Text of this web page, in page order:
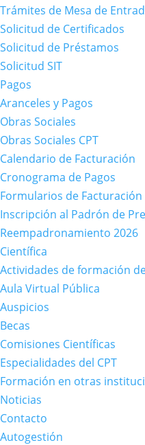
Trámites de Mesa de
Solicitud de Certificados
Solicitud de Préstamos
Solicitud SIT
Pagos
Aranceles y Pagos
Obras Sociales
Obras Sociales CPT
Calendario de Facturación
Cronograma de Pagos
Formularios de Facturación
Inscripción al Padrón de
Reempadronamiento 2026
Científica
Actividades de formación
Aula Virtual Pública
Auspicios
Becas
Comisiones Científicas
Especialidades del CPT
Formación en otras
Noticias
Contacto
Autogestión